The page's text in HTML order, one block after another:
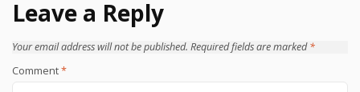
Leave a Reply
Your email address will not be published. Required fields are marked*
Comment*